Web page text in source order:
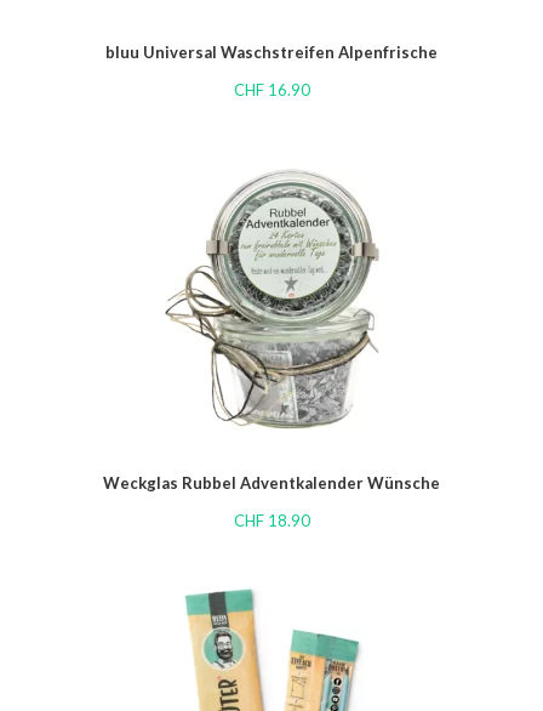
bluu Universal Waschstreifen Alpenfrische
CHF16.90
Weckglas Rubbel Adventkalender Wünsche
CHF18.90